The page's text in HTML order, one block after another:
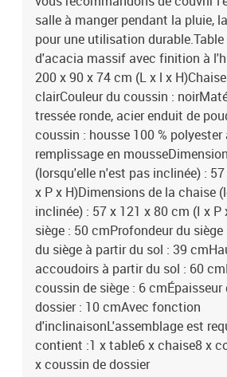
salle à manger pendant la pluie,
pour une utilisation
d'acacia massif avec finition à
200 x 90 x 74 cm (L x l x
clairCouleur du coussin :
tressée ronde, acier enduit de
coussin : housse 100 % polyester
remplissage en
(lorsqu'elle n'est pas inclinée) :
x P x H)Dimensions de la chaise
inclinée) : 57 x 121 x 80 cm (I x P
siège : 50 cmProfondeur du
du siège à partir du sol : 39
accoudoirs à partir du sol : 60
coussin de siège : 6
dossier : 10 cmAvec fonction
d'inclinaisonL'assemblage est
contient :1 x table6 x chaise8 x
x coussin de dossier